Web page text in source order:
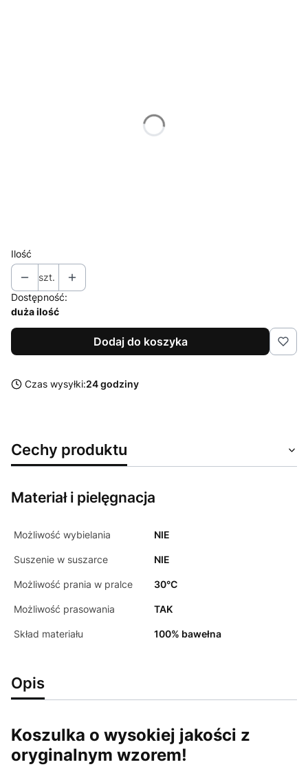
Ilość
szt.
Dostępność:
duża ilość
Dodaj do koszyka
Czas wysyłki:24 godziny
Cechy produktu
Materiał i pielęgnacja
Możliwość wybielania NIE
Suszenie w suszarce NIE
Możliwość prania w pralce 30°C
Możliwość prasowania TAK
Skład materiału 100% bawełna
Opis
Koszulka o wysokiej jakości z
oryginalnym wzorem!